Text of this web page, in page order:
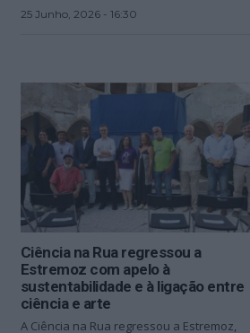
25 Junho, 2026 - 16:30
Ciência na Rua regressou a
Estremoz com apelo à
sustentabilidade e à ligação entre
ciência e arte
A Ciência na Rua regressou a Estremoz,